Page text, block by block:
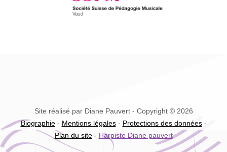
Site réalisé par Diane Pauvert - Copyright © 2026
Biographie- Mentions légales- Protections des données-
Plan du site- Harpiste Diane pauvert